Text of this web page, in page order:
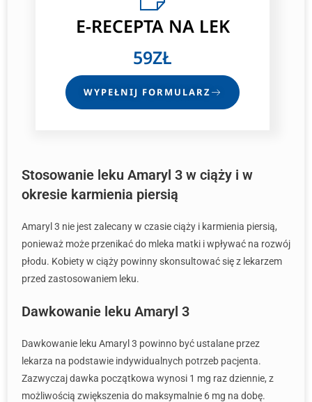
E-RECEPTA NA LEK
59ZŁ
WYPEŁNIJ FORMULARZ
Stosowanie leku Amaryl 3 w ciąży i w
okresie karmienia piersią
Amaryl 3 nie jest zalecany w czasie ciąży i karmienia piersią,
ponieważ może przenikać do mleka matki i wpływać na rozwój
płodu. Kobiety w ciąży powinny skonsultować się z lekarzem
przed zastosowaniem leku.
Dawkowanie leku Amaryl 3
Dawkowanie leku Amaryl 3 powinno być ustalane przez
lekarza na podstawie indywidualnych potrzeb pacjenta.
Zazwyczaj dawka początkowa wynosi 1 mg raz dziennie, z
możliwością zwiększenia do maksymalnie 6 mg na dobę.